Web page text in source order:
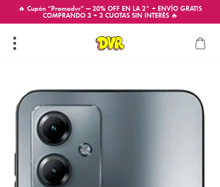
🔥 Cupón “Promodvr” — 20% OFF EN LA 2° + ENVÍO GRATIS
COMPRANDO 3 + 3 CUOTAS SIN INTERÉS 🔥